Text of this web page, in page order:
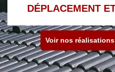
DÉPLACEMENT
Voir nos réalisations